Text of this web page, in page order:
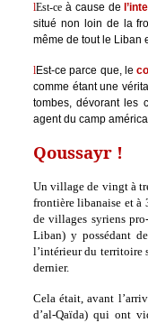
lEst-ce à cause de
situé non loin de la
même de tout le Liban
lEst-ce parce que, le
comme étant une
tombes, dévorant les
agent du camp
Qoussayr !
Un village de vingt à
frontière libanaise et à
de villages syriens
Liban) y possédant
l’intérieur du territoire
dernier.
Cela était, avant
d’al-Qaïda) qui ont